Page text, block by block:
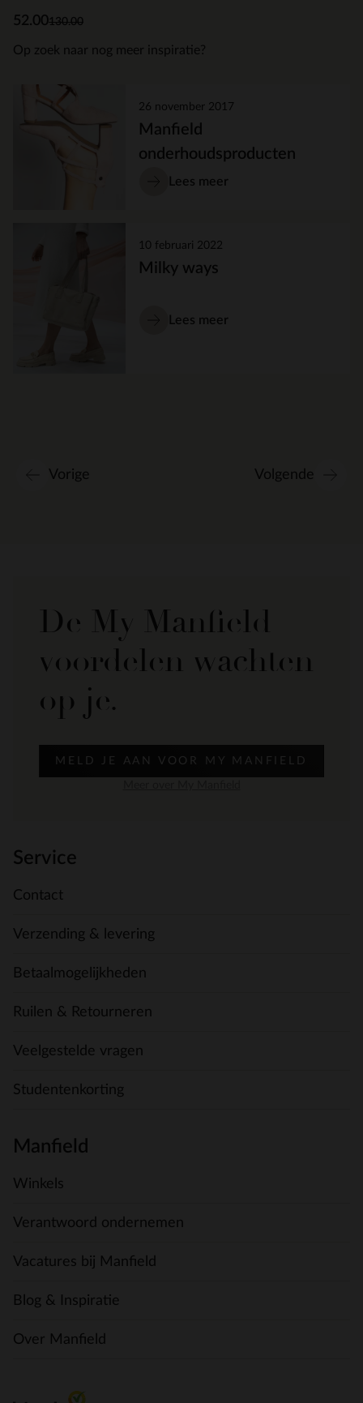
130.00
52.00
Op zoek naar nog meer inspiratie?
26 november 2017
Manfield
onderhoudsproducten
Lees meer
10 februari 2022
Milky ways
Lees meer
Vorige Volgende
De My Manfield
voordelen wachten
op je.
MELD JE AAN VOOR MY MANFIELD
Service
Contact
Verzending & levering
Betaalmogelijkheden
Ruilen & Retourneren
Veelgestelde vragen
Studentenkorting
Manfield
Winkels
Verantwoord ondernemen
Vacatures bij Manfield
Blog & Inspiratie
Over Manfield